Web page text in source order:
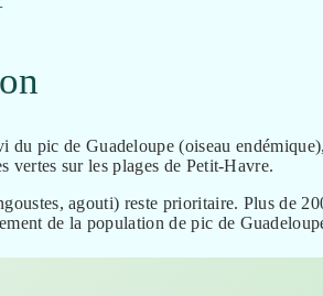
du pic de Guadeloupe (oiseau
vertes sur les plages de Petit-Havre.
agouti) reste prioritaire. Plus de
de la population de pic de